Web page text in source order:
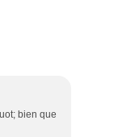
bien que